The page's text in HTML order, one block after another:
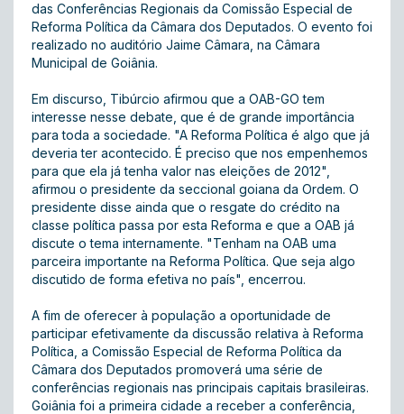
das Conferências Regionais da Comissão Especial de
Reforma Política da Câmara dos Deputados. O evento foi
realizado no auditório Jaime Câmara, na Câmara
Municipal de Goiânia.
Em discurso, Tibúrcio afirmou que a OAB-GO tem
interesse nesse debate, que é de grande importância
para toda a sociedade. "A Reforma Política é algo que já
deveria ter acontecido. É preciso que nos empenhemos
para que ela já tenha valor nas eleições de 2012",
afirmou o presidente da seccional goiana da Ordem. O
presidente disse ainda que o resgate do crédito na
classe política passa por esta Reforma e que a OAB já
discute o tema internamente. "Tenham na OAB uma
parceira importante na Reforma Política. Que seja algo
discutido de forma efetiva no país", encerrou.
A fim de oferecer à população a oportunidade de
participar efetivamente da discussão relativa à Reforma
Política, a Comissão Especial de Reforma Política da
Câmara dos Deputados promoverá uma série de
conferências regionais nas principais capitais brasileiras.
Goiânia foi a primeira cidade a receber a conferência,